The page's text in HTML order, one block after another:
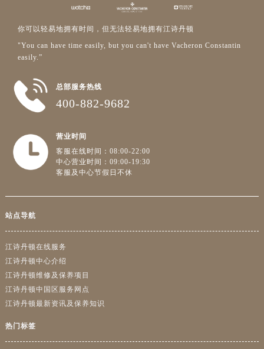
你可以轻易地拥有时间，但无法轻易地拥有江诗丹顿
"You can have time easily, but you can't have Vacheron Constantin
easily.”
总部服务热线
400-882-9682
营业时间
客服在线时间：08:00-22:00
中心营业时间：09:00-19:30
客服及中心节假日不休
站点导航
江诗丹顿在线服务
江诗丹顿中心介绍
江诗丹顿维修及保养项目
江诗丹顿中国区服务网点
江诗丹顿最新资讯及保养知识
热门标签